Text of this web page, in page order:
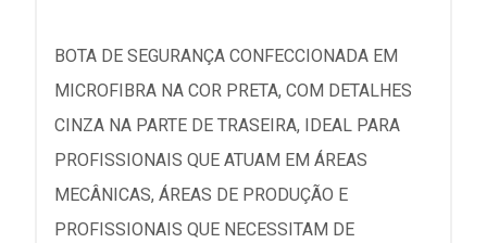
BOTA DE SEGURANÇA CONFECCIONADA EM
MICROFIBRA NA COR PRETA, COM DETALHES
CINZA NA PARTE DE TRASEIRA, IDEAL PARA
PROFISSIONAIS QUE ATUAM EM ÁREAS
MECÂNICAS, ÁREAS DE PRODUÇÃO E
PROFISSIONAIS QUE NECESSITAM DE